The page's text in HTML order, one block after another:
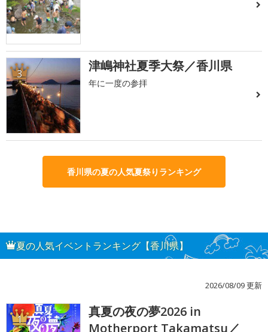
3 津嶋神社夏季大祭／香川県
年に一度の参拝
香川県の夏の人気夏祭りランキング
夏の人気イベントランキング【香川県】
2026/08/09 更新
1
真夏の夜の夢2026 in
Motherport Takamatsu／